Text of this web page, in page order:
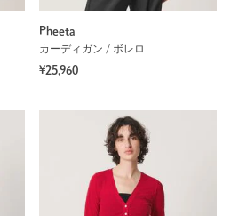
Pheeta
カーディガン / ボレロ
¥25,960